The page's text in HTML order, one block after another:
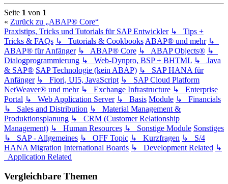
Seite 1 von 1
« Zurück zu „ABAP® Core“
Praxistips, Tricks und Tutorials für SAP Entwickler ↳ Tips +
Tricks & FAQs ↳ Tutorials & Cookbooks ABAP® und mehr ↳
ABAP® für Anfänger ↳ ABAP® Core ↳ ABAP Objects® ↳
Dialogprogrammierung ↳ Web-Dynpro, BSP + BHTML ↳ Java
& SAP® SAP Technologie (kein ABAP) ↳ SAP HANA für
Anfänger ↳ Fiori, UI5, JavaScript ↳ SAP Cloud Platform
NetWeaver® und mehr ↳ Exchange Infrastructure ↳ Enterprise
Portal ↳ Web Application Server ↳ Basis Module ↳ Financials
↳ Sales and Distribution ↳ Material Management &
Produktionsplanung ↳ CRM (Customer Relationship
Management) ↳ Human Resources ↳ Sonstige Module Sonstiges
↳ SAP - Allgemeines ↳ OFF Topic ↳ Kurzfragen ↳ S/4
HANA Migration International Boards ↳ Development Related ↳
Application Related
Vergleichbare Themen